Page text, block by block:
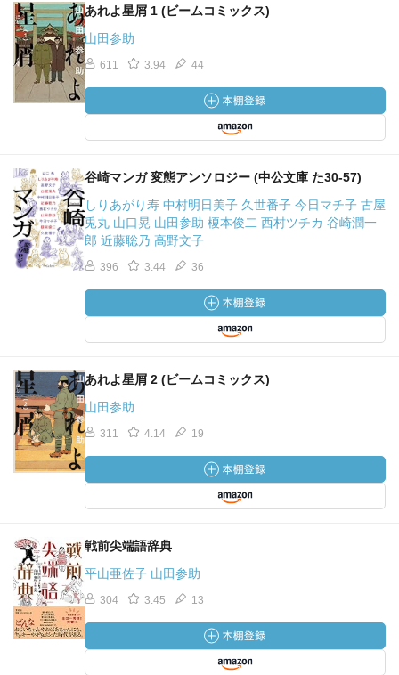
あれよ星屑 1 (ビームコミックス)
山田参助
611 3.94 44
谷崎マンガ 変態アンソロジー (中公文庫 た30-57)
しりあがり寿 中村明日美子 久世番子 今日マチ子 古屋
兎丸 山口晃 山田参助 榎本俊二 西村ツチカ 谷崎潤一
郎 近藤聡乃 高野文子
396 3.44 36
あれよ星屑 2 (ビームコミックス)
山田参助
311 4.14 19
戦前尖端語辞典
平山亜佐子 山田参助
304 3.45 13